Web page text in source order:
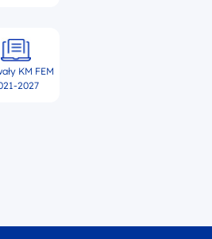
KM FEM
2027